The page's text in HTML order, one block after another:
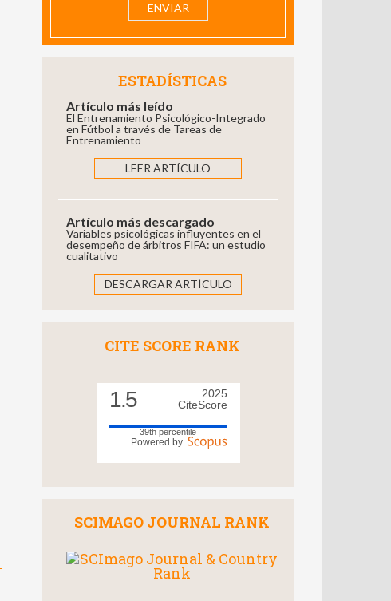
ESTADÍSTICAS
Artículo más leído
El Entrenamiento Psicológico-Integrado
en Fútbol a través de Tareas de
Entrenamiento
LEER ARTÍCULO
Artículo más descargado
Variables psicológicas influyentes en el
desempeño de árbitros FIFA: un estudio
cualitativo
DESCARGAR ARTÍCULO
CITE SCORE RANK
1.5
2025
CiteScore
39th percentile
Powered by
SCIMAGO JOURNAL RANK